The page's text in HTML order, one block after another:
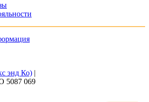
энд Ко) |
5087 069